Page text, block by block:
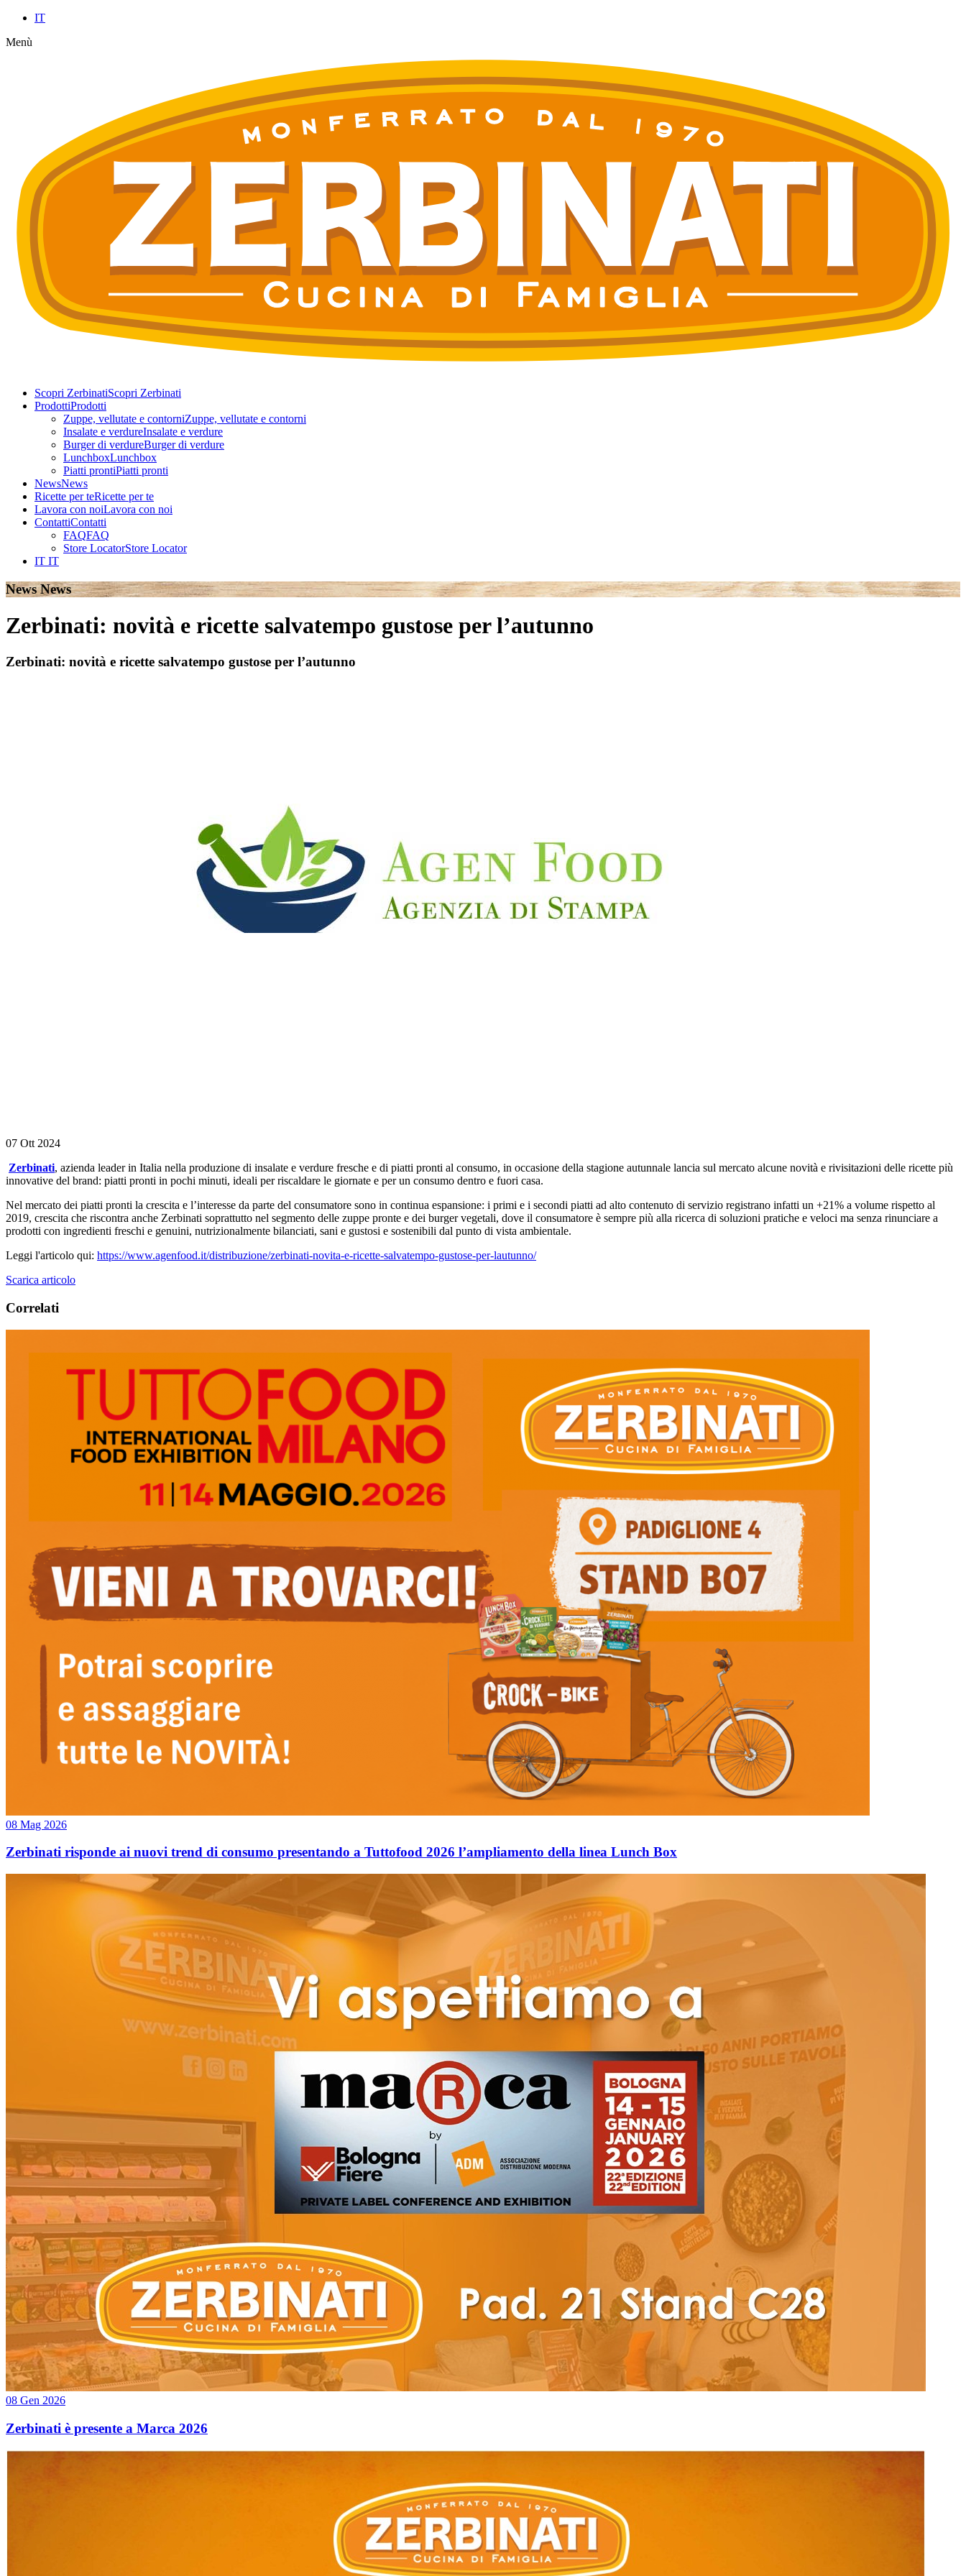
IT
Menù
Scopri ZerbinatiScopri Zerbinati
ProdottiProdotti
Zuppe, vellutate e contorniZuppe, vellutate e contorni
Insalate e verdureInsalate e verdure
Burger di verdureBurger di verdure
LunchboxLunchbox
Piatti prontiPiatti pronti
NewsNews
Ricette per teRicette per te
Lavora con noiLavora con noi
ContattiContatti
FAQFAQ
Store LocatorStore Locator
IT IT
News News
Zerbinati: novità e ricette salvatempo gustose per l’autunno
Zerbinati: novità e ricette salvatempo gustose per l’autunno
07 Ott 2024
Zerbinati, azienda leader in Italia nella produzione di insalate e verdure fresche e di piatti pronti al consumo, in occasione della stagione autunnale lancia sul mercato alcune novità e rivisitazioni delle ricette più
innovative del brand: piatti pronti in pochi minuti, ideali per riscaldare le giornate e per un consumo dentro e fuori casa.
Nel mercato dei piatti pronti la crescita e l’interesse da parte del consumatore sono in continua espansione: i primi e i secondi piatti ad alto contenuto di servizio registrano infatti un +21% a volume rispetto al
2019, crescita che riscontra anche Zerbinati soprattutto nel segmento delle zuppe pronte e dei burger vegetali, dove il consumatore è sempre più alla ricerca di soluzioni pratiche e veloci ma senza rinunciare a
prodotti con ingredienti freschi e genuini, nutrizionalmente bilanciati, sani e gustosi e sostenibili dal punto di vista ambientale.
Leggi l'articolo qui: https://www.agenfood.it/distribuzione/zerbinati-novita-e-ricette-salvatempo-gustose-per-lautunno/
Scarica articolo
Correlati
08 Mag 2026
Zerbinati risponde ai nuovi trend di consumo presentando a Tuttofood 2026 l’ampliamento della linea Lunch Box
08 Gen 2026
Zerbinati è presente a Marca 2026